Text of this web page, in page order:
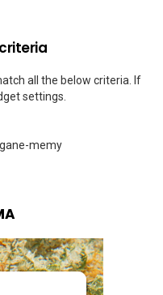
all the below criteria. If
settings.
memy